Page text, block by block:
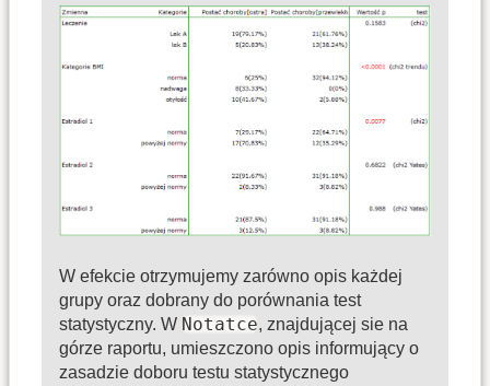
W efekcie otrzymujemy zarówno opis każdej
grupy oraz dobrany do porównania test
statystyczny. W Notatce, znajdującej sie na
górze raportu, umieszczono opis informujący o
zasadzie doboru testu statystycznego